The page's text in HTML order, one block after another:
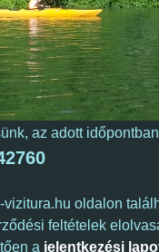
az adott
vizitura.hu oldalon
feltételek
a jelentkezési